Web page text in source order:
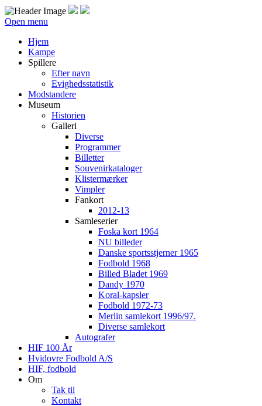
Open menu
Hjem
Kampe
Spillere
Efter navn
Evighedsstatistik
Modstandere
Museum
Historien
Galleri
Diverse
Programmer
Billetter
Souvenirkataloger
Klistermærker
Vimpler
Fankort
2012-13
Samleserier
Foska kort 1964
NU billeder
Danske sportsstjerner 1965
Fodbold 1968
Billed Bladet 1969
Dandy 1970
Koral-kapsler
Fodbold 1972-73
Merlin samlekort 1996/97.
Diverse samlekort
Autografer
HIF 100 År
Hvidovre Fodbold A/S
HIF, fodbold
Om
Tak til
Kontakt